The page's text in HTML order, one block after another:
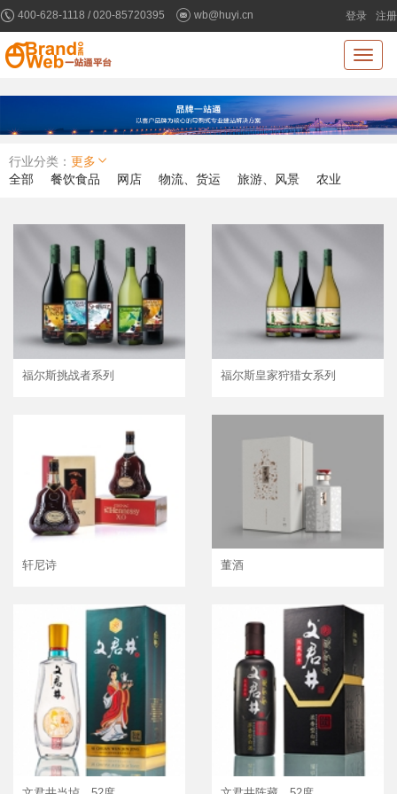
400-628-1118 / 020-85720395 wb@huyi.cn 登录 注册
行业分类：
全部
餐饮食品 网店 物流、货运 旅游、风景
农业
化工、涂料
服装 通讯、数码 机械、工业制品
家居
酿造、酒类、饮料
医疗、保健 家电、五金
其它
橡胶、塑料制品
环保
更多
福尔斯挑战者系列 福尔斯皇家狩猎女系列
轩尼诗 董酒